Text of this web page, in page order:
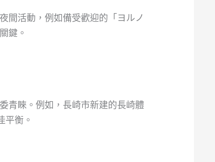
間活動，例如備受歡迎的「ヨルノ
鍵。
青睞。例如，長崎市新建的長崎體
平衡。